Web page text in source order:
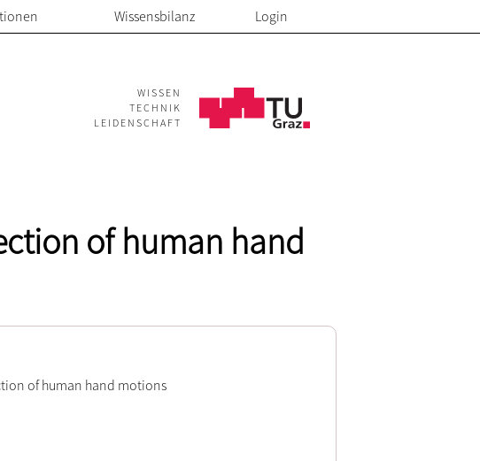
Wissensbilanz Login
WISSEN
TECHNIK
LEIDENSCHAFT
of human hand
of human hand motions